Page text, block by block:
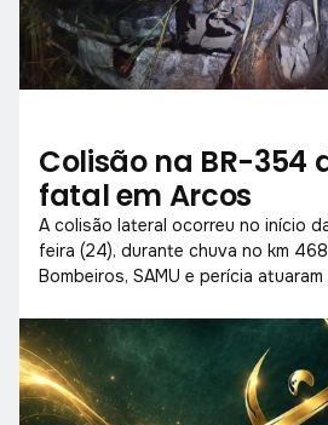
Colisão na BR-354
fatal em Arcos
A colisão lateral ocorreu no início
feira (24), durante chuva no km
Bombeiros, SAMU e perícia